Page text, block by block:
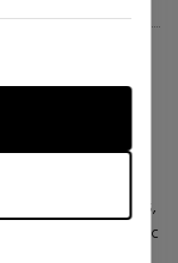
avec les
informations
les visiteurs
annonces qui
ou sur les joues,
face innovant avec